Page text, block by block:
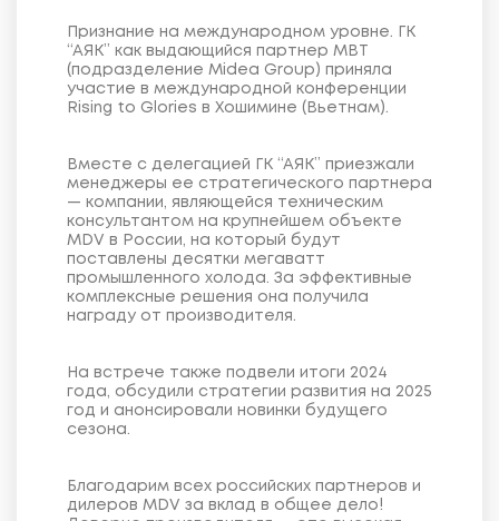
Признание на международном уровне. ГК
“АЯК” как выдающийся партнер MBT
(подразделение Midea Group) приняла
участие в международной конференции
Rising to Glories в Хошимине (Вьетнам).
Вместе с делегацией ГК “АЯК” приезжали
менеджеры ее стратегического партнера
— компании, являющейся техническим
консультантом на крупнейшем объекте
MDV в России, на который будут
поставлены десятки мегаватт
промышленного холода. За эффективные
комплексные решения она получила
награду от производителя.
На встрече также подвели итоги 2024
года, обсудили стратегии развития на 2025
год и анонсировали новинки будущего
сезона.
Благодарим всех российских партнеров и
дилеров MDV за вклад в общее дело!